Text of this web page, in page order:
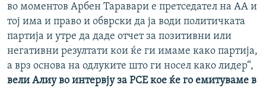
во моментов Арбен Таравари е претседател на АА и
тој има и право и обврски да ја води политичката
партија и утре да даде отчет за позитивни или
негативни резултати кои ќе ги имаме како партија,
а врз основа на одлуките што ги носел како лидер“,
вели Алиу во интервју за РСЕ кое ќе го емитуваме в